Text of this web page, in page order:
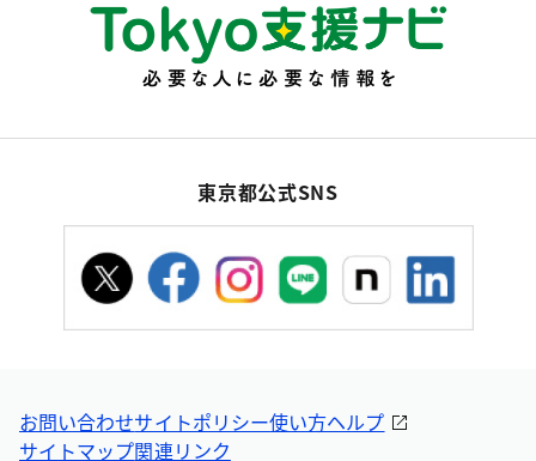
東京都公式SNS
お問い合わせサイトポリシー使い方ヘルプ
サイトマップ関連リンク